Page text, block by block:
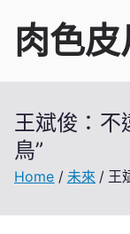
content
肉色
王斌俊：不
鳥”
Home 未來 王